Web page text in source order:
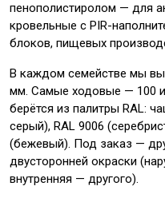
пенополистиролом — для
кровельные с PIR-
блоков, пищевых
В каждом семействе мы
мм. Самые ходовые — 100
берётся из палитры RAL:
серый), RAL 9006
(бежевый). Под заказ —
двусторонней окраски
внутренняя — другого).